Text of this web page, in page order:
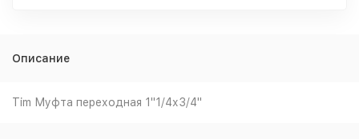
Описание
Tim Муфта переходная 1"1/4х3/4"